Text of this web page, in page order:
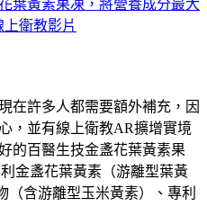
葉黃素果凍，將營養成分最大
衛教影片
在許多人都需要額外補充，因
，並有線上衛教AR擴增實境
的百醫生技金盞花葉黃素果
金盞花葉黃素（游離型葉黃
（含游離型玉米黃素）、專利